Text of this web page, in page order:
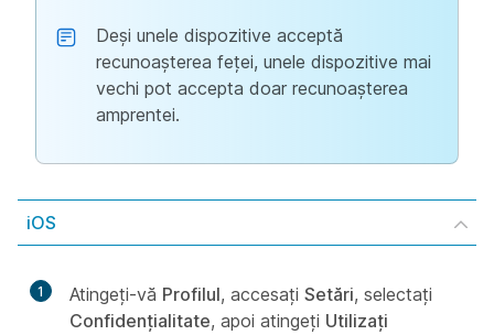
Deși unele dispozitive acceptă
recunoașterea feței, unele dispozitive mai
vechi pot accepta doar recunoașterea
amprentei.
iOS
1 Atingeți-vă Profilul, accesați Setări, selectați
Confidențialitate, apoi atingeți Utilizați